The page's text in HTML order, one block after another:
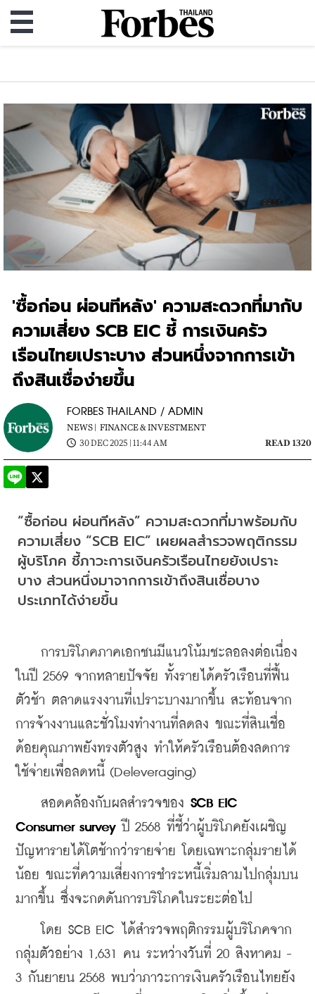
'ซื้อก่อน ผ่อนทีหลัง' ความสะดวกที่มากับ
ความเสี่ยง SCB EIC ชี้ การเงินครัว
เรือนไทยเปราะบาง ส่วนหนึ่งจากการเข้า
ถึงสินเชื่อง่ายขึ้น
FORBES THAILAND / ADMIN
NEWS | FINANCE & INVESTMENT
30 DEC 2025 | 11:44 AM
READ 1320
“ซื้อก่อน ผ่อนทีหลัง” ความสะดวกที่มาพร้อมกับ
ความเสี่ยง “SCB EIC” เผยผลสำรวจพฤติกรรม
ผู้บริโภค ชี้ภาวะการเงินครัวเรือนไทยยังเปราะ
บาง ส่วนหนึ่งมาจากการเข้าถึงสินเชื่อบาง
ประเภทได้ง่ายขึ้น
การบริโภคภาคเอกชนมีแนวโน้มชะลอลงต่อเนื่อง
ในปี 2569 จากหลายปัจจัย ทั้งรายได้ครัวเรือนที่ฟื้น
ตัวช้า ตลาดแรงงานที่เปราะบางมากขึ้น สะท้อนจาก
การจ้างงานและชั่วโมงทำงานที่ลดลง ขณะที่สินเชื่อ
ด้อยคุณภาพยังทรงตัวสูง ทำให้ครัวเรือนต้องลดการ
ใช้จ่ายเพื่อลดหนี้ (Deleveraging)
สอดคล้องกับผลสำรวจของ SCB EIC
Consumer survey ปี 2568 ที่ชี้ว่าผู้บริโภคยังเผชิญ
ปัญหารายได้โตช้ากว่ารายจ่าย โดยเฉพาะกลุ่มรายได้
น้อย ขณะที่ความเสี่ยงการชำระหนี้เริ่มลามไปกลุ่มบน
มากขึ้น ซึ่งจะกดดันการบริโภคในระยะต่อไป
โดย SCB EIC ได้สำรวจพฤติกรรมผู้บริโภคจาก
กลุ่มตัวอย่าง 1,631 คน ระหว่างวันที่ 20 สิงหาคม -
3 กันยายน 2568 พบว่าภาวะการเงินครัวเรือนไทยยัง